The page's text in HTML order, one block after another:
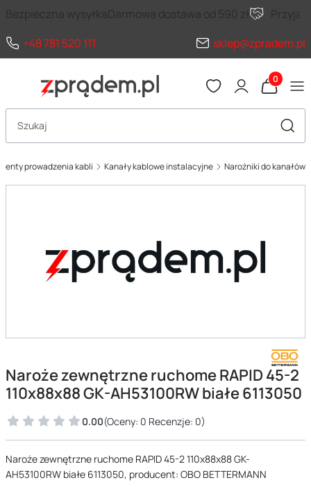
Bezpieczna wysyłkaDarmowa dostawa od 590 zł
+48 781 520 111
sklep@zpradem.pl
Produkty
Otwórz wyszukiwarkę
prowadzenia kabli Kanały kablowe instalacyjne Narożniki do kanałów
Naroże zewnętrzne ruchome RAPID 45-2
110x88x88 GK-AH53100RW białe 6113050
0.00(Oceny: 0 Recenzje: 0)
Naroże zewnętrzne ruchome RAPID 45-2 110x88x88 GK-
AH53100RW białe 6113050, producent: OBO BETTERMANN